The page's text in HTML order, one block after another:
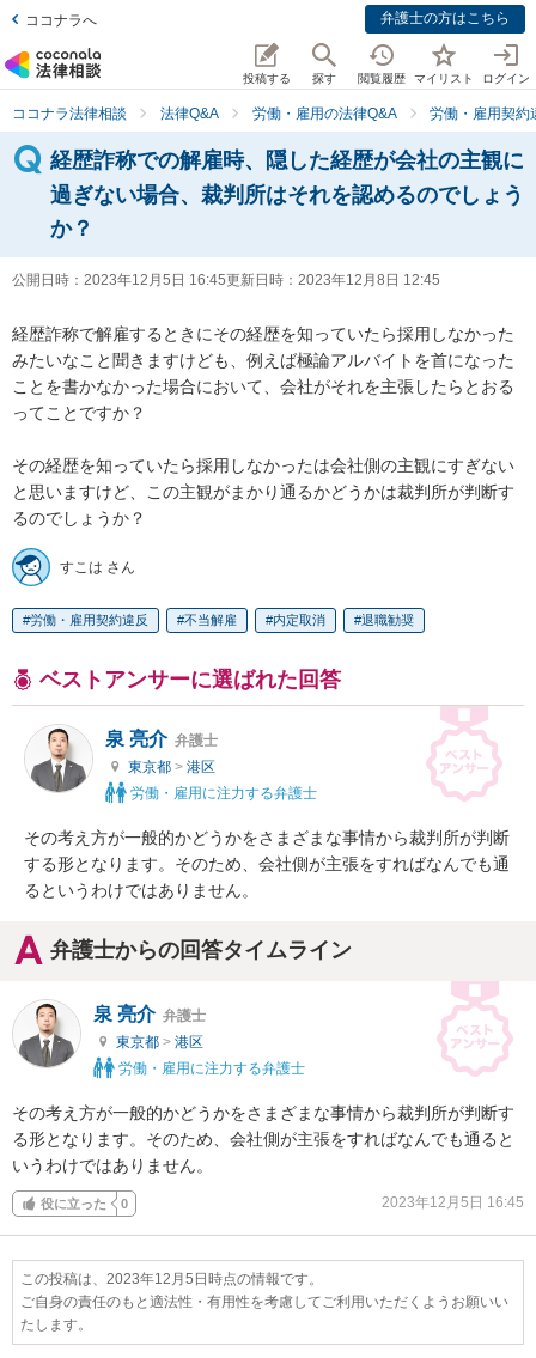
ココナラへ 弁護士の方はこちら
投稿する 探す 閲覧履歴 マイリスト ログイン
ココナラ法律相談 法律Q&A 労働・雇用の法律Q&A 労働・雇用契約
経歴詐称での解雇時、隠した経歴が会社の主観に
過ぎない場合、裁判所はそれを認めるのでしょう
か？
公開日時： 2023年12月5日 16:45更新日時： 2023年12月8日 12:45
経歴詐称で解雇するときにその経歴を知っていたら採用しなかった
みたいなこと聞きますけども、例えば極論アルバイトを首になった
ことを書かなかった場合において、会社がそれを主張したらとおる
ってことですか？
その経歴を知っていたら採用しなかったは会社側の主観にすぎない
と思いますけど、この主観がまかり通るかどうかは裁判所が判断す
るのでしょうか？
すこは さん
労働・雇用契約違反 不当解雇 内定取消 退職勧奨
ベストアンサーに選ばれた回答
泉 亮介 弁護士
東京都 > 港区
労働・雇用に注力する弁護士
その考え方が一般的かどうかをさまざまな事情から裁判所が判断
する形となります。そのため、会社側が主張をすればなんでも通
るというわけではありません。
弁護士からの回答タイムライン
泉 亮介 弁護士
東京都 > 港区
労働・雇用に注力する弁護士
その考え方が一般的かどうかをさまざまな事情から裁判所が判断す
る形となります。そのため、会社側が主張をすればなんでも通ると
いうわけではありません。
役に立った 0 2023年12月5日 16:45
この投稿は、2023年12月5日時点の情報です。
ご自身の責任のもと適法性・有用性を考慮してご利用いただくようお願いい
たします。